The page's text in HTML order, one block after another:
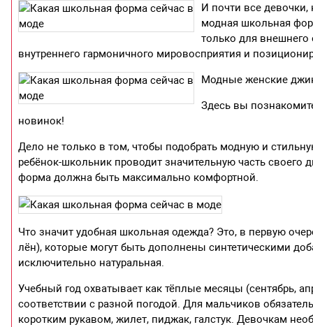
И почти все
модная школьная
только для внешнего
внутреннего гармоничного мировосприятия и
Модные женские
Здесь вы
новинок!
Дело не только в том, чтобы подобрать модную и
ребёнок-школьник проводит значительную часть
форма должна быть максимально комфортной.
Что значит удобная школьная одежда? Это, в первую
лён), которые могут быть дополнены синтетическими
исключительно натуральная.
Учебный год охватывает как тёплые месяцы (сентябрь,
соответствии с разной погодой. Для мальчиков
коротким рукавом, жилет, пиджак, галстук. Девочкам